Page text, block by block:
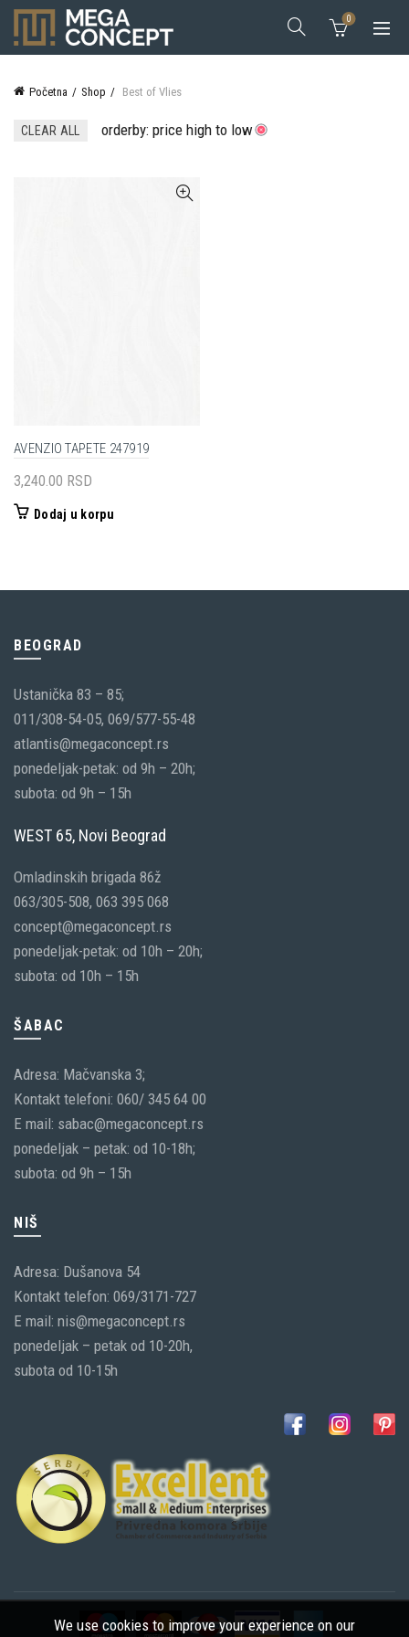
0
Početna Shop Best of Vlies
CLEAR ALL orderby: price high to low
AVENZIO TAPETE 247919
3,240.00 RSD
Dodaj u korpu
BEOGRAD
Ustanička 83 – 85;
011/308-54-05, 069/577-55-48
atlantis@megaconcept.rs
ponedeljak-petak: od 9h – 20h;
subota: od 9h – 15h
WEST 65, Novi Beograd
Omladinskih brigada 86ž
063/305-508, 063 395 068
concept@megaconcept.rs
ponedeljak-petak: od 10h – 20h;
subota: od 10h – 15h
ŠABAC
Adresa: Mačvanska 3;
Kontakt telefoni: 060/ 345 64 00
E mail: sabac@megaconcept.rs
ponedeljak – petak: od 10-18h;
subota: od 9h – 15h
NIŠ
Adresa: Dušanova 54
Kontakt telefon: 069/3171-727
E mail: nis@megaconcept.rs
ponedeljak – petak od 10-20h,
subota od 10-15h
We use cookies to improve your experience on our